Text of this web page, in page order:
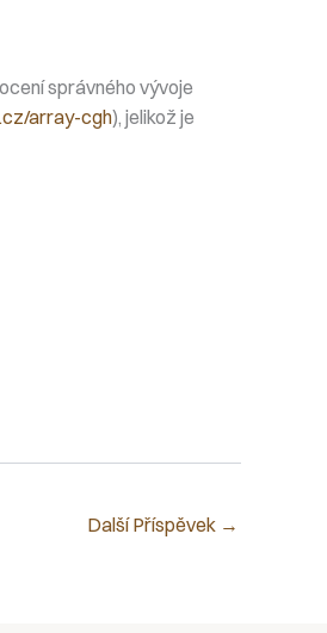
správného vývoje
array-cgh), jelikož je
Další Příspěvek →